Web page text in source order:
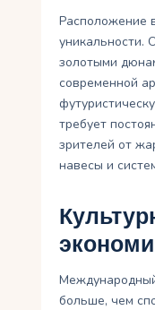
Расположение
золотыми
современной
требует
зрителей от
навесы и
больше, чем